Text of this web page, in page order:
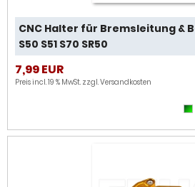
CNC Halter für Bremsleitung &
S50 S51 S70 SR50
7,99 EUR
Preis incl. 19 % MwSt. zzgl.Versandkosten